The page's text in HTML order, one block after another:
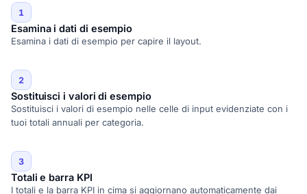
1
Esamina i dati di esempio
Esamina i dati di esempio per capire il layout.
2
Sostituisci i valori di esempio
Sostituisci i valori di esempio nelle celle di input evidenziate con i
tuoi totali annuali per categoria.
3
Totali e barra KPI
I totali e la barra KPI in cima si aggiornano automaticamente dai